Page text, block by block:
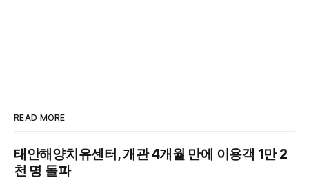
READ MORE
태안해양치유센터, 개관 4개월 만에 이용객 1만 2
천 명 돌파